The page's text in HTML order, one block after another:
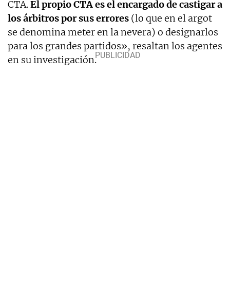
CTA.El propio CTA es el encargado de castigar a
los árbitros por sus errores (lo que en el argot
se denomina meter en la nevera) o designarlos
para los grandes partidos», resaltan los agentes
en su investigación.